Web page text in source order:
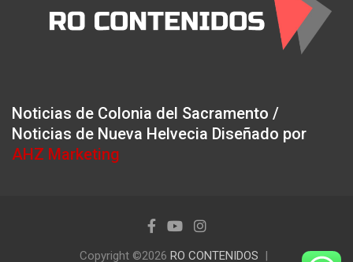
Noticias de Colonia del Sacramento /
Noticias de Nueva Helvecia Diseñado por
AHZ Marketing
Copyright ©2026 RO CONTENIDOS